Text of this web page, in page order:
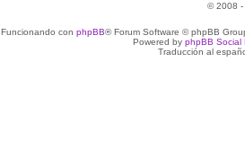
© 2008 -
Funcionando con phpBB® Forum Software © phpBB
Powered by phpBB Social
Traducción al